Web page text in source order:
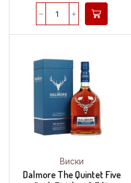
Виски
Dalmore The Quintet Five